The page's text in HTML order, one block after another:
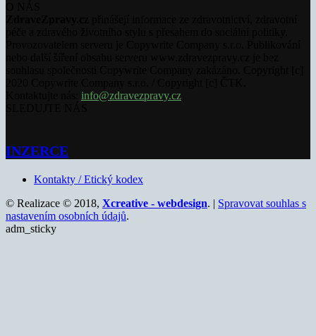
info@zdravezpravy.cz
INZERCE
Kontakty / Etický kodex
© Realizace © 2018, Xcreative - webdesign. | Spravovat souhlas s
nastavením osobních údajů.
adm_sticky